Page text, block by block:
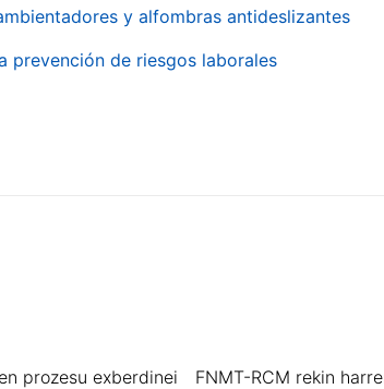
y alfombras antideslizantes
prevención de riesgos laborales
prozesu exberdinei
FNMT-RCM rekin